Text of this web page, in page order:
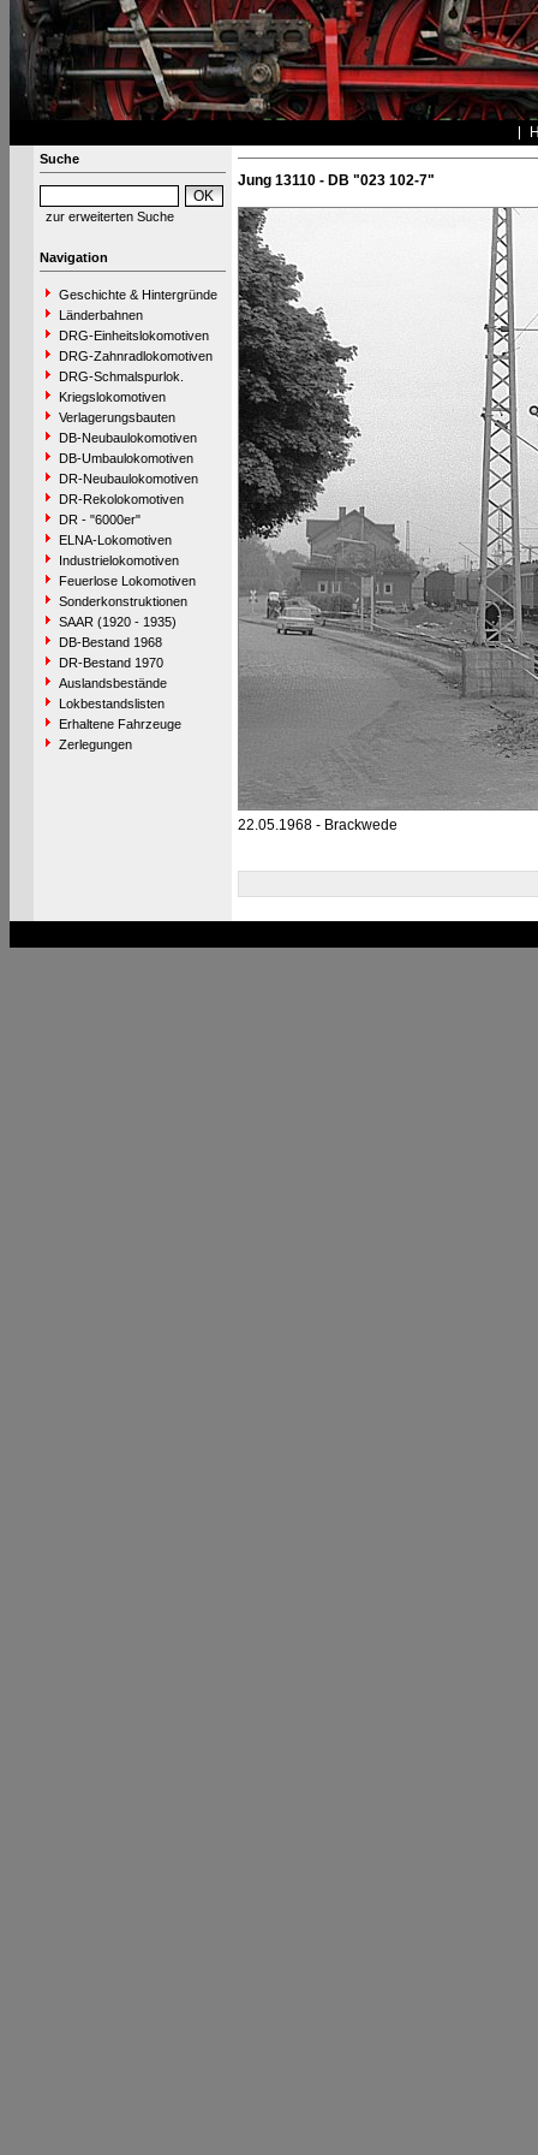
Suche
zur erweiterten Suche
Navigation
Geschichte & Hintergründe
Länderbahnen
DRG-Einheitslokomotiven
DRG-Zahnradlokomotiven
DRG-Schmalspurlok.
Kriegslokomotiven
Verlagerungsbauten
DB-Neubaulokomotiven
DB-Umbaulokomotiven
DR-Neubaulokomotiven
DR-Rekolokomotiven
DR - "6000er"
ELNA-Lokomotiven
Industrielokomotiven
Feuerlose Lokomotiven
Sonderkonstruktionen
SAAR (1920 - 1935)
DB-Bestand 1968
DR-Bestand 1970
Auslandsbestände
Lokbestandslisten
Erhaltene Fahrzeuge
Zerlegungen
Jung 13110 - DB "023 102-7"
22.05.1968 - Brackwede